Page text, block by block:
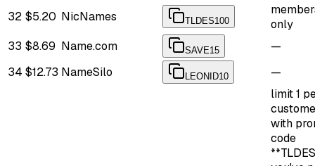
32 $5.20 NicNames TLDES100
only
33 $8.69 Name.com SAVE15
—
34 $12.73 NameSilo LEONID10
—
limit 1
with
code